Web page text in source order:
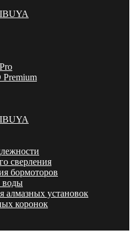
сверления
бормоторов
воды
алмазных установок
коронок